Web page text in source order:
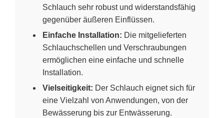
Schlauch sehr robust und widerstandsfähig
gegenüber äußeren Einflüssen.
Einfache Installation: Die mitgelieferten
Schlauchschellen und Verschraubungen
ermöglichen eine einfache und schnelle
Installation.
Vielseitigkeit: Der Schlauch eignet sich für
eine Vielzahl von Anwendungen, von der
Bewässerung bis zur Entwässerung.